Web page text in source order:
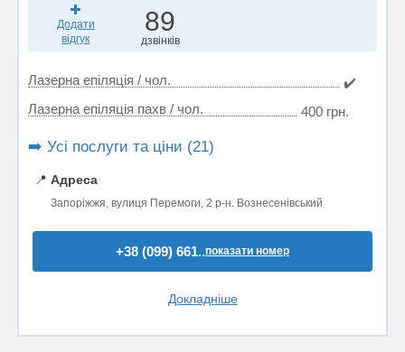
Додати
відгук
89
дзвінків
Лазерна епіляція / чол.
✔️
Лазерна епіляція пахв / чол.
400 грн.
➡️ Усі послуги та ціни (21)
📍 Адреса
Запоріжжя, вулиця Перемоги, 2 р-н. Вознесенівський
+38 (099) 661..показати номер
Докладніше